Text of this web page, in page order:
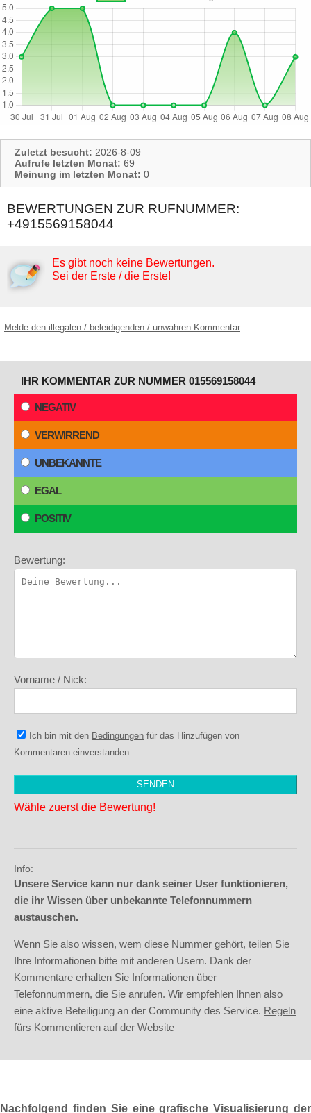
Zuletzt besucht: 2026-8-09
Aufrufe letzten Monat: 69
Meinung im letzten Monat: 0
BEWERTUNGEN ZUR RUFNUMMER:
+4915569158044
Es gibt noch keine Bewertungen.
Sei der Erste / die Erste!
Melde den illegalen / beleidigenden / unwahren Kommentar
IHR KOMMENTAR ZUR NUMMER 015569158044
NEGATIV
VERWIRREND
UNBEKANNTE
EGAL
POSITIV
Bewertung:
Vorname / Nick:
Ich bin mit den Bedingungen für das Hinzufügen von
Kommentaren einverstanden
Wähle zuerst die Bewertung!
Info:
Unsere Service kann nur dank seiner User funktionieren,
die ihr Wissen über unbekannte Telefonnummern
austauschen.
Wenn Sie also wissen, wem diese Nummer gehört, teilen Sie
Ihre Informationen bitte mit anderen Usern. Dank der
Kommentare erhalten Sie Informationen über
Telefonnummern, die Sie anrufen. Wir empfehlen Ihnen also
eine aktive Beteiligung an der Community des Service. Regeln
fürs Kommentieren auf der Website
Nachfolgend finden Sie eine grafische Visualisierung der